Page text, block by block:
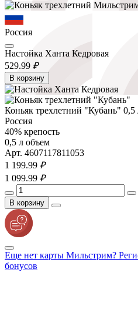
Россия
Настойка Ханта Кедровая
529.99 ₽
В корзину
Коньяк трехлетний "Кубань" 0,5
Россия
40% крепость
0,5 л объем
Арт. 4607117811053
1 199.99 ₽
1 099.99 ₽
В корзину
Еще нет карты Мильстрим?
бонусов